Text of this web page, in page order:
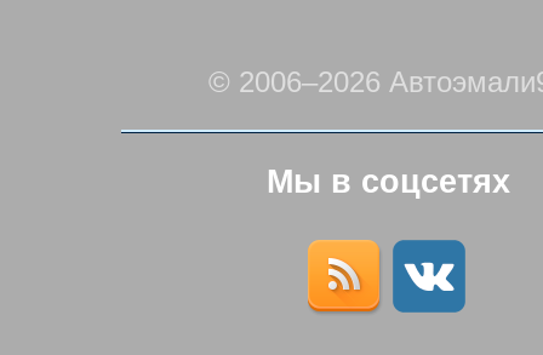
© 2006–2026
Мы в соцсетях